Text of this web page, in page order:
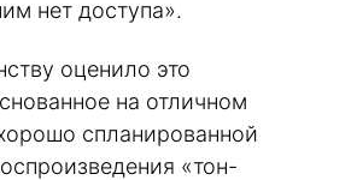
нет доступа».
оценило это
на отличном
спланированной
«тон-